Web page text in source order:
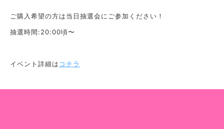
ご購入希望の方は当日抽選会にご参加ください！
抽選時間:20:00頃〜
イベント詳細は コチラ